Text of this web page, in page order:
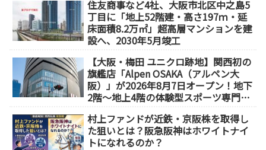
住友商事など4社、大阪市北区中之島5
丁目に「地上52階建・高さ197ｍ・延
床面積8.2万㎡」超高層マンションを建
設へ、2030年5月竣工
【大阪・梅田 ユニクロ跡地】関西初の
旗艦店「Alpen OSAKA（アルペン大
阪）」が2026年8月7日オープン！地下
2階～地上4階の体験型スポーツ専門店
村上ファンドが近鉄・京阪株を取得し
た狙いとは？阪急阪神はホワイトナイ
トになれるのか？